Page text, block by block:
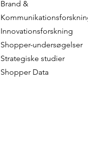
When Do
Choose
The role of
factors
Brand &
Innovationsforskning
Shopper-undersøgelser
Strategiske studier
Shopper Data